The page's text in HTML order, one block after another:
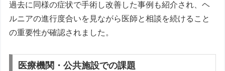
過去に同様の症状で手術し改善した事例も紹介され、ヘ
ルニアの進行度合いを見ながら医師と相談を続けること
の重要性が確認されました。
医療機関・公共施設での課題